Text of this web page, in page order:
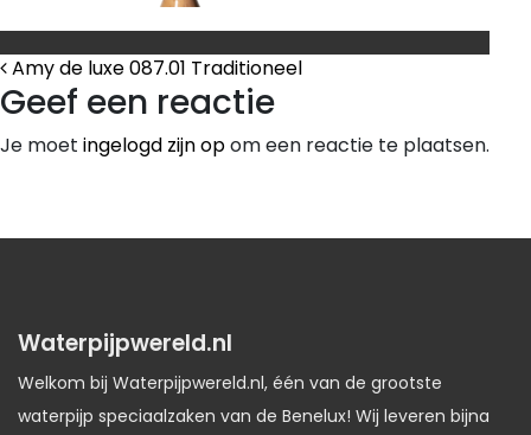
Bericht Navigatie
Amy de luxe 087.01 Traditioneel
Geef een reactie
Je moet ingelogd zijn opom een reactie te plaatsen.
Waterpijpwereld.nl
Welkom bij Waterpijpwereld.nl, één van de grootste
waterpijp speciaalzaken van de Benelux! Wij leveren bijna